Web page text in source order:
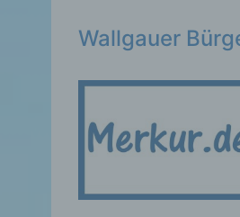
Wallgauer